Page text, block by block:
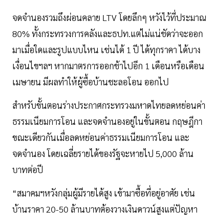
จดจำนองรวมถึงผ่อนคลาย LTV โดยลึกๆ หวังไว้ที่ประมาณ
80% ทั้งกระทรวงการคลังและธปท.แต่ไม่แน่ชัดว่าจะออก
มาเมื่อใดและรูปแบบไหน เช่นได้ 1 ปี ได้ทุกราคา ได้บาง
เงื่อนไขฯลฯ หากมาตรการออกช้าไปอีก 1 เดือนหรือเดือน
เมษายน มีผลทำให้ผู้ซื้อบ้านชะลอโอน ออกไป
สำหรับขั้นตอนร่างประกาศกระทรวงมหาดไทยลดหย่อนค่า
ธรรมเนียมการโอน และจดจำนองอยู่ในขั้นตอน กฤษฎีกา
ขณะเดียวกันเมื่อลดหย่อนค่าธรรมเนียมการโอน และ
จดจำนอง โดยเฉลี่ยรายได้ของรัฐจะหายไป 5,000 ล้าน
บาทต่อปี
“สมาคมฯหวังกลุ่มผู้มีรายได้สูง เข้ามาซื้อที่อยู่อาศัย เช่น
บ้านราคา 20-50 ล้านบาทต้องวางเงินดาวน์สูงแต่ปัญหา